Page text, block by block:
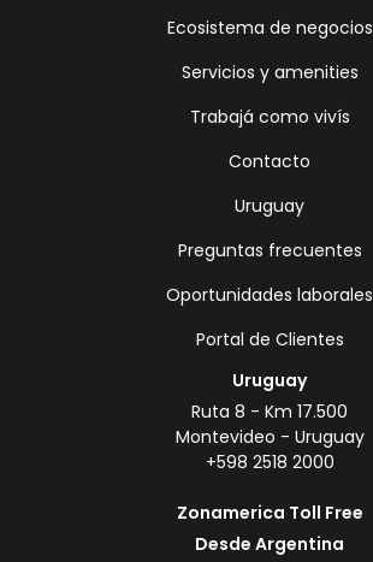
Ecosistema de negocios
Servicios y amenities
Trabajá como vivís
Contacto
Uruguay
Preguntas frecuentes
Oportunidades laborales
Portal de Clientes
Uruguay
Ruta 8 - Km 17.500
Montevideo - Uruguay
+598 2518 2000
Zonamerica Toll Free
Desde Argentina